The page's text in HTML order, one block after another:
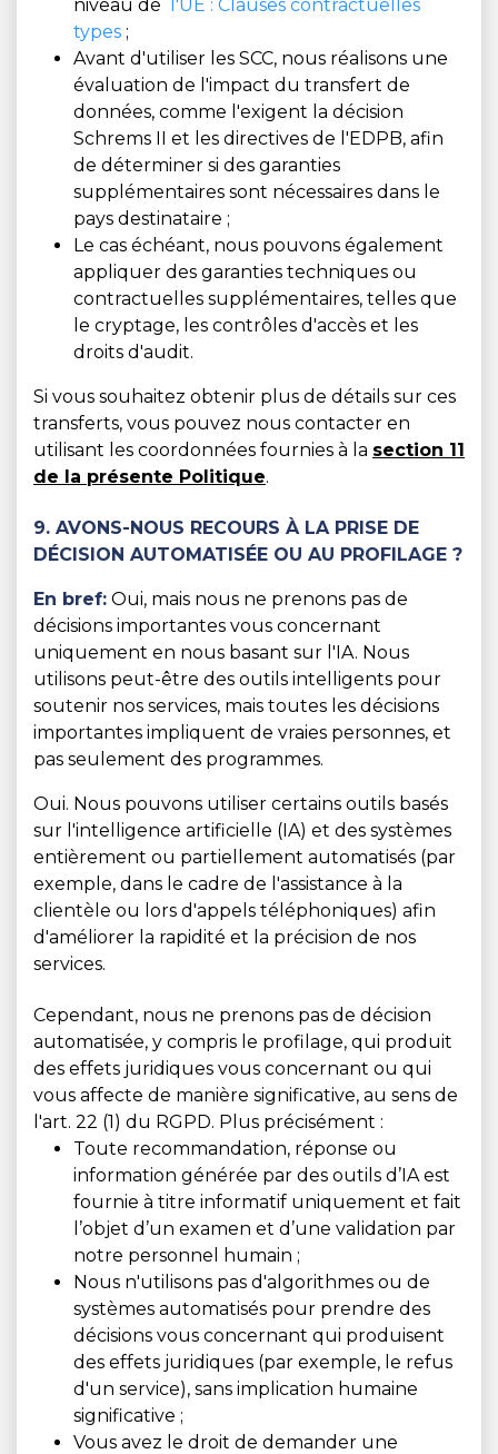
niveau de
l'UE : Clauses contractuelles
types ;
Avant d'utiliser les SCC, nous réalisons une
évaluation de l'impact du transfert de
données, comme l'exigent la décision
Schrems II et les directives de l'EDPB, afin
de déterminer si des garanties
supplémentaires sont nécessaires dans le
pays destinataire ;
Le cas échéant, nous pouvons également
appliquer des garanties techniques ou
contractuelles supplémentaires, telles que
le cryptage, les contrôles d'accès et les
droits d'audit.
Si vous souhaitez obtenir plus de détails sur ces
transferts, vous pouvez nous contacter en
utilisant les coordonnées fournies à la section 11
de la présente Politique.
9. AVONS-NOUS RECOURS À LA PRISE DE
DÉCISION AUTOMATISÉE OU AU PROFILAGE ?
En bref: Oui, mais nous ne prenons pas de
décisions importantes vous concernant
uniquement en nous basant sur l'IA. Nous
utilisons peut-être des outils intelligents pour
soutenir nos services, mais toutes les décisions
importantes impliquent de vraies personnes, et
pas seulement des programmes.
Oui. Nous pouvons utiliser certains outils basés
sur l'intelligence artificielle (IA) et des systèmes
entièrement ou partiellement automatisés (par
exemple, dans le cadre de l'assistance à la
clientèle ou lors d'appels téléphoniques) afin
d'améliorer la rapidité et la précision de nos
services.
Cependant, nous ne prenons pas de décision
automatisée, y compris le profilage, qui produit
des effets juridiques vous concernant ou qui
vous affecte de manière significative, au sens de
l'art. 22 (1) du RGPD. Plus précisément :
Toute recommandation, réponse ou
information générée par des outils d’IA est
fournie à titre informatif uniquement et fait
l’objet d’un examen et d’une validation par
notre personnel humain ;
Nous n'utilisons pas d'algorithmes ou de
systèmes automatisés pour prendre des
décisions vous concernant qui produisent
des effets juridiques (par exemple, le refus
d'un service), sans implication humaine
significative ;
Vous avez le droit de demander une